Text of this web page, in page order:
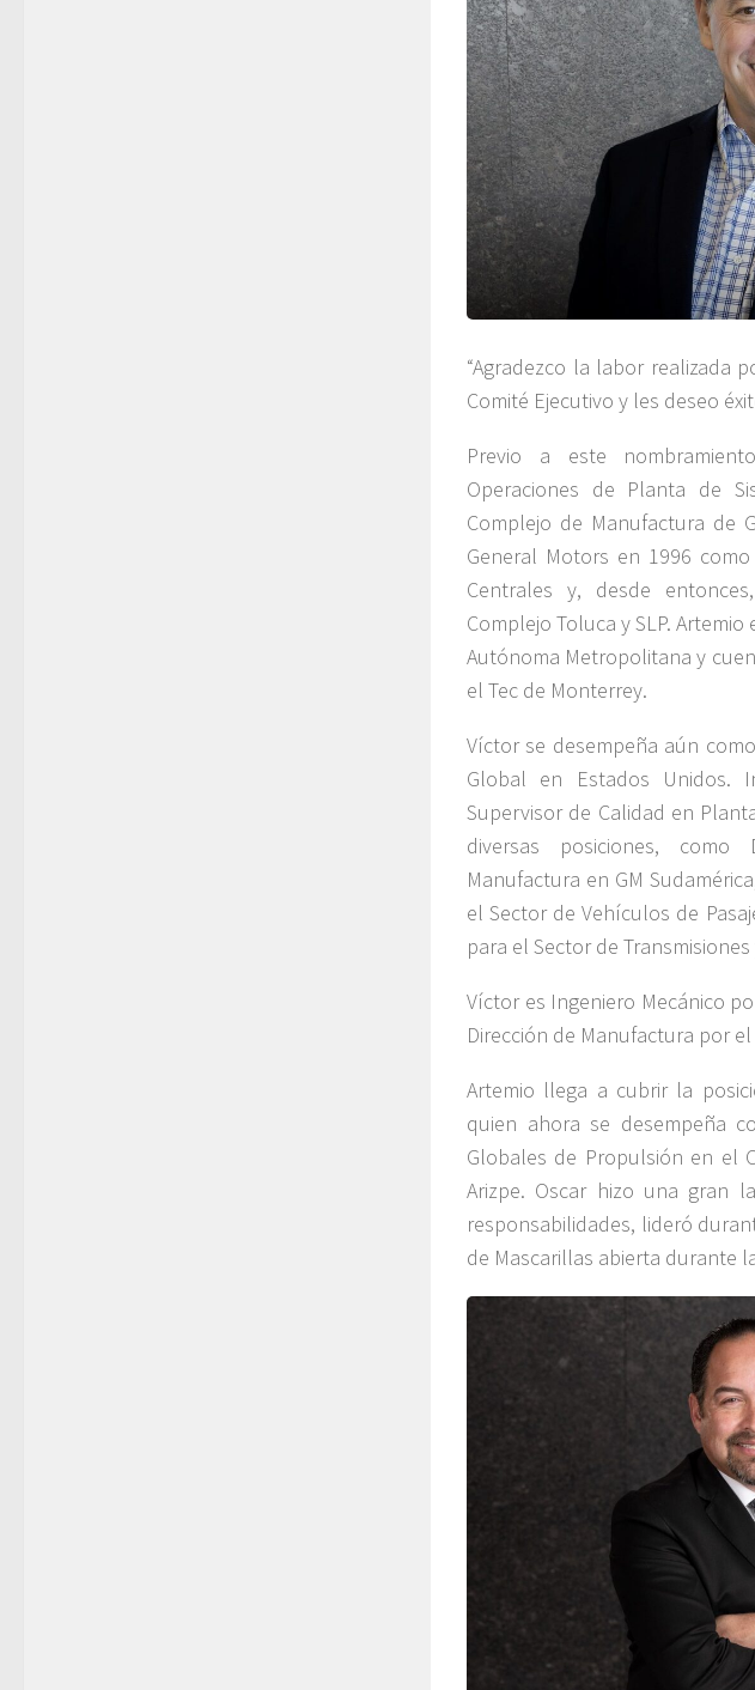
“Agradezco la labor realizada
Comité Ejecutivo y les deseo
Previo a este
Operaciones de Planta de
Complejo de Manufactura de
General Motors en 1996
Centrales y, desde
Complejo Toluca y SLP.
Autónoma Metropolitana y
el Tec de Monterrey.
Víctor se desempeña aún
Global en Estados Unidos.
Supervisor de Calidad en
diversas posiciones,
Manufactura en GM
el Sector de Vehículos de
para el Sector de
Víctor es Ingeniero Mecánico
Dirección de Manufactura por
Artemio llega a cubrir la
quien ahora se desempeña
Globales de Propulsión en el
Arizpe. Oscar hizo una gran
responsabilidades, lideró
de Mascarillas abierta durante